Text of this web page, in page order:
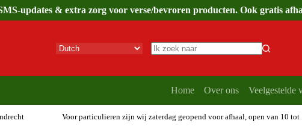
updates & extra zorg voor verse/bevroren producten. Ook gratis
Home Over ons Veelgestelde
Voor particulieren zijn wij zaterdag geopend voor afhaal, open van 10 tot